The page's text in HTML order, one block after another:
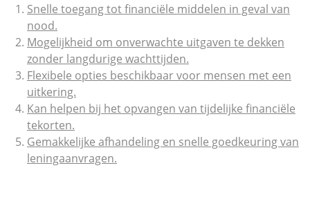
Snelle toegang tot financiële middelen in geval van
nood.
Mogelijkheid om onverwachte uitgaven te dekken
zonder langdurige wachttijden.
Flexibele opties beschikbaar voor mensen met een
uitkering.
Kan helpen bij het opvangen van tijdelijke financiële
tekorten.
Gemakkelijke afhandeling en snelle goedkeuring van
leningaanvragen.